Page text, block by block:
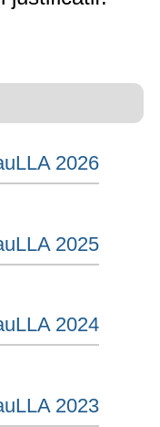
2026
2025
2024
2023